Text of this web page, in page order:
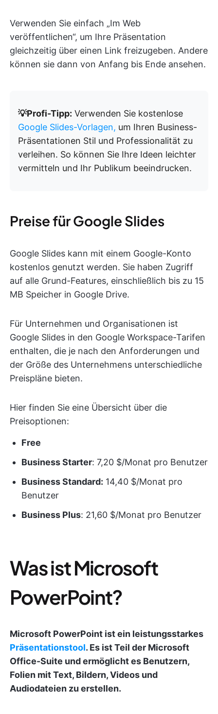
Verwenden Sie einfach „Im Web
veröffentlichen“, um Ihre Präsentation
gleichzeitig über einen Link freizugeben. Andere
können sie dann von Anfang bis Ende ansehen.
💡Profi-Tipp: Verwenden Sie kostenlose
Google Slides-Vorlagen, um Ihren Business-
Präsentationen Stil und Professionalität zu
verleihen. So können Sie Ihre Ideen leichter
vermitteln und Ihr Publikum beeindrucken.
Preise für Google Slides
Google Slides kann mit einem Google-Konto
kostenlos genutzt werden. Sie haben Zugriff
auf alle Grund-Features, einschließlich bis zu 15
MB Speicher in Google Drive.
Für Unternehmen und Organisationen ist
Google Slides in den Google Workspace-Tarifen
enthalten, die je nach den Anforderungen und
der Größe des Unternehmens unterschiedliche
Preispläne bieten.
Hier finden Sie eine Übersicht über die
Preisoptionen:
Free
Business Starter: 7,20 $/Monat pro Benutzer
Business Standard: 14,40 $/Monat pro
Benutzer
Business Plus: 21,60 $/Monat pro Benutzer
Was ist Microsoft
PowerPoint?
Microsoft PowerPoint ist ein leistungsstarkes
Präsentationstool. Es ist Teil der Microsoft
Office-Suite und ermöglicht es Benutzern,
Folien mit Text, Bildern, Videos und
Audiodateien zu erstellen.